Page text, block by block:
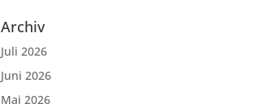
Archiv
Juli 2026
Juni 2026
Mai 2026